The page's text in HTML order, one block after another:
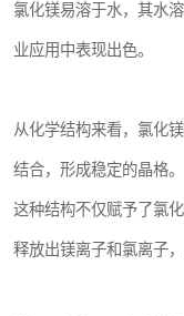
氯化镁易溶于水，其水
业应用中表现出色。
从化学结构来看，氯化
结合，形成稳定的晶格。
这种结构不仅赋予了氯
释放出镁离子和氯离子